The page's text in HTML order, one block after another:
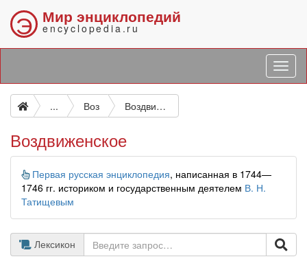
Э Мир энциклопедий
encyclopedia.ru
... Воз Воздвиженское
Воздвиженское
Информация
Первая русская энциклопедия, написанная в 1744—
1746 гг. историком и государственным деятелем В. Н.
Татищевым
Лексикон